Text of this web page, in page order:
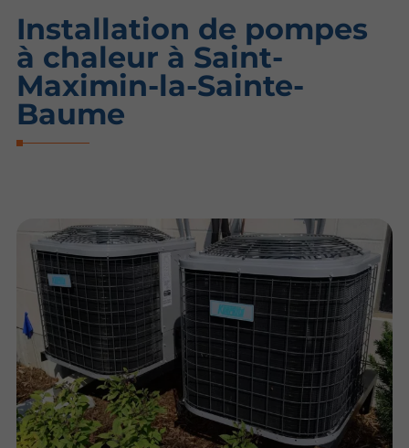
Installation de pompes
à chaleur à Saint-
Maximin-la-Sainte-
Baume